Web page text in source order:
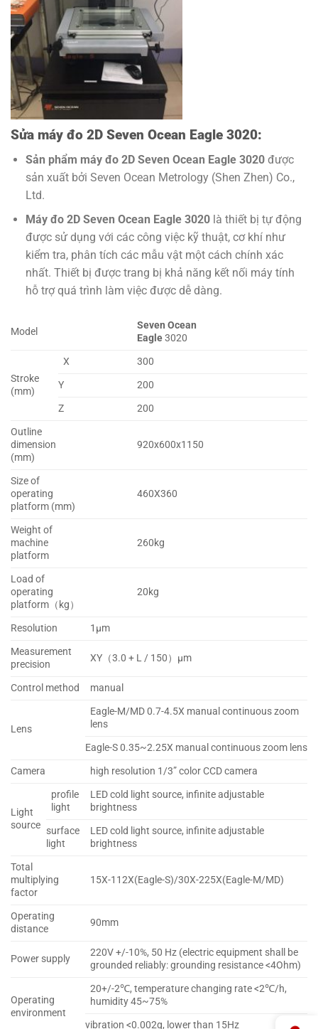
Sửa máy đo 2D Seven Ocean Eagle 3020:
Sản phẩm máy đo 2D Seven Ocean Eagle 3020được
sản xuất bởi Seven Ocean Metrology (Shen Zhen) Co.,
Ltd.
Máy đo 2D Seven Ocean Eagle 3020là thiết bị tự động
được sử dụng với các công việc kỹ thuật, cơ khí như
kiểm tra, phân tích các mẫu vật một cách chính xác
nhất. Thiết bị được trang bị khả năng kết nối máy tính
hỗ trợ quá trình làm việc được dễ dàng.
Model
Seven Ocean
Eagle3020
Stroke
(mm)
X
300
Y
200
Z
200
Outline
dimension
(mm)
920x600x1150
Size of
operating
platform (mm)
460X360
Weight of
machine
platform
260kg
Load of
operating
platform（kg）
20kg
Resolution
1μm
Measurement
precision
XY（3.0 + L / 150）μm
Control method manual
Lens
Eagle-M/MD 0.7-4.5X manual continuous zoom
lens
Eagle-S 0.35~2.25X manual continuous zoom lens
Camera
high resolution 1/3” color CCD camera
Light
source
profile
light
LED cold light source, infinite adjustable
brightness
surface
light
LED cold light source, infinite adjustable
brightness
Total
multiplying
factor
15X-112X(Eagle-S)/30X-225X(Eagle-M/MD)
Operating
distance
90mm
Power supply
220V +/-10%, 50 Hz (electric equipment shall be
grounded reliably: grounding resistance <4Ohm)
Operating
environment
20+/-2℃, temperature changing rate <2℃/h,
humidity 45~75%
vibration <0.002g, lower than 15Hz